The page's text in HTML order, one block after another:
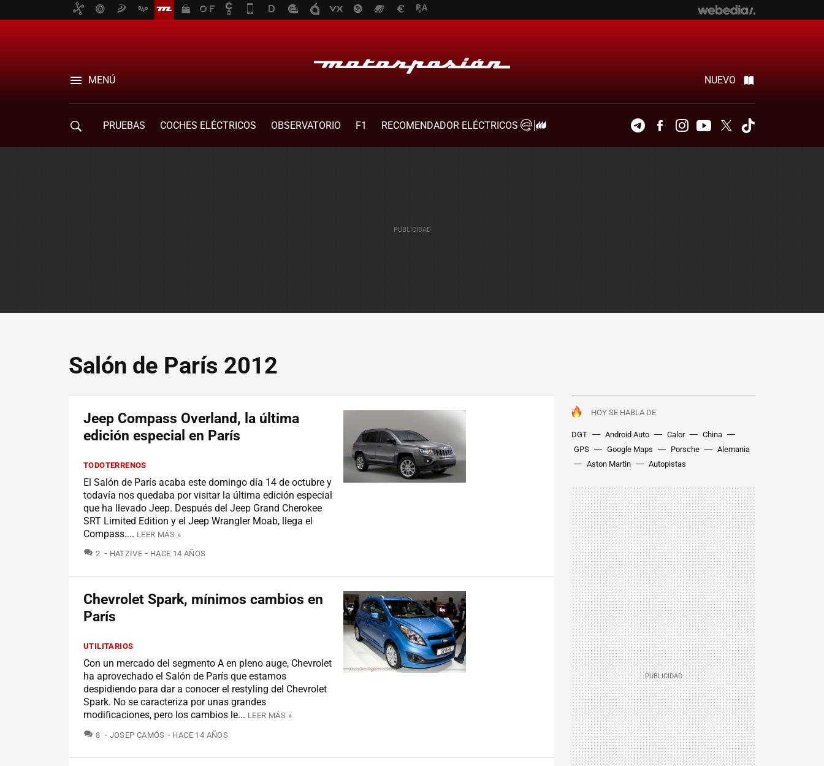
MENÚ NUEVO
PRUEBAS COCHES ELÉCTRICOS OBSERVATORIO F1
RECOMENDADOR ELÉCTRICOS
TelegramFacebookInstagramYoutubeTwitter
Salón de París 2012
HOY SE HABLA DE
DGT Android Auto Calor
China
GPS
Google Maps Porsche
Alemania
Aston Martin
Autopistas
Jeep Compass Overland, la última
edición especial en París
TODOTERRENOS
El Salón de París acaba este domingo día 14 de octubre y
todavía nos quedaba por visitar la última edición especial
que ha llevado Jeep. Después del Jeep Grand Cherokee
SRT Limited Edition y el Jeep Wrangler Moab, llega el
Compass.... LEER MÁS »
2 COMENTARIOS
HATZIVE HACE 14 AÑOS
Chevrolet Spark, mínimos cambios en
París
UTILITARIOS
Con un mercado del segmento A en pleno auge, Chevrolet
ha aprovechado el Salón de París que estamos
despidiendo para dar a conocer el restyling del Chevrolet
Spark. No se caracteriza por unas grandes
modificaciones, pero los cambios le... LEER MÁS »
8 COMENTARIOS
JOSEP CAMÓS HACE 14 AÑOS